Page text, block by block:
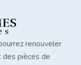
renouveler
pièces de